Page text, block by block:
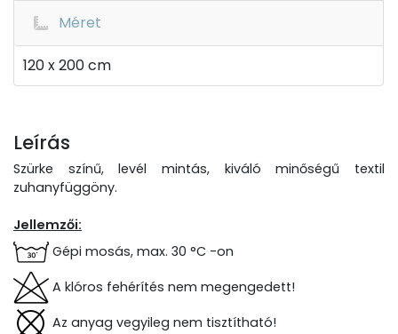
Méret
120 x 200 cm
Leírás
Szürke színű, levél mintás, kiváló minőségű textil
zuhanyfüggöny.
Jellemzői:
Gépi mosás, max. 30 °C -on
A klóros fehérítés nem megengedett!
Az anyag vegyileg nem tisztítható!